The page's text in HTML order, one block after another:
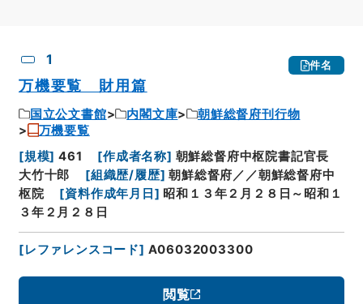
1 件名
万機要覧 財用篇
国立公文書館 内閣文庫
朝鮮総督府刊行物
万機要覧
[規模] 461 [作成者名称] 朝鮮総督府中枢院書記官長
大竹十郎
[組織歴/履歴] 朝鮮総督府／／朝鮮総督府中
枢院
[資料作成年月日 ] 昭和１３年２月２８日～昭和１
３年２月２８日
[レファレンスコード] A06032003300
閲覧